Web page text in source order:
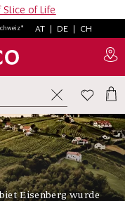
of Life
AT | DE | CH
Eisenberg wurde